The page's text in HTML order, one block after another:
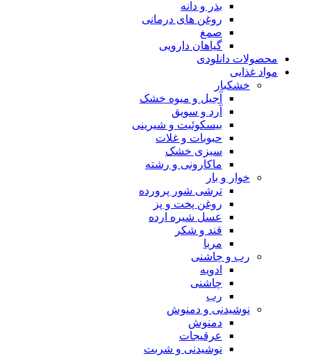
بذر و دانه
روغن های درمانی
صمغ
گیاهان دارویی
محصولات دانلودی
مواد غذایی
خشکبار
آجیل و میوه خشک
آرد و سویق
بیسکوئیت و شیرینی
حبوبات و غلات
سبزی خشک
ماکارونی و رشته
خوار و بار
ترشی شور پرورده
روغن پخت و پز
عسل شیره ارده
قند و شکر
مربا
رب و چاشنی
ادویه
چاشنی
رب
نوشیدنی و دمنوش
دمنوش
عرقیجات
نوشیدنی و شربت